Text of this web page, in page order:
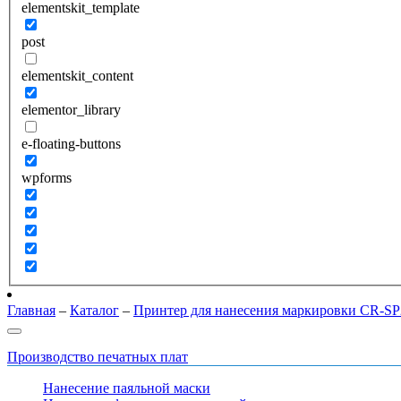
elementskit_template
post
elementskit_content
elementor_library
e-floating-buttons
wpforms
Главная – Каталог – Принтер для нанесения маркировки CR-
Производство печатных плат
Нанесение паяльной маски